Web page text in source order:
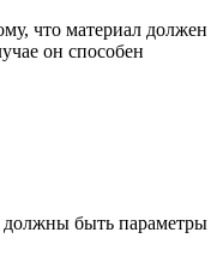
что материал должен
он способен
должны быть параметры